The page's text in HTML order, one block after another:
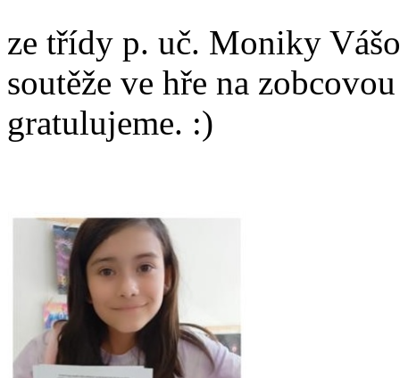
ze třídy p. uč. Moniky
soutěže ve hře na
gratulujeme. :)